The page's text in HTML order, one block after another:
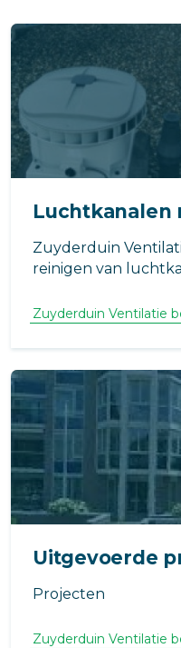
Luchtkanalen
Zuyderduin
reinigen van
Zuyderduin Ventilatie
Uitgevoerde
Projecten
Zuyderduin Ventilatie